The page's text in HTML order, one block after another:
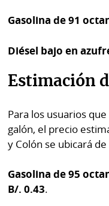
Gasolina de 91
Diésel bajo en
Estimación
Para los usuarios
galón, el precio
y Colón se ubicará
Gasolina de 95
B/. 0.43.